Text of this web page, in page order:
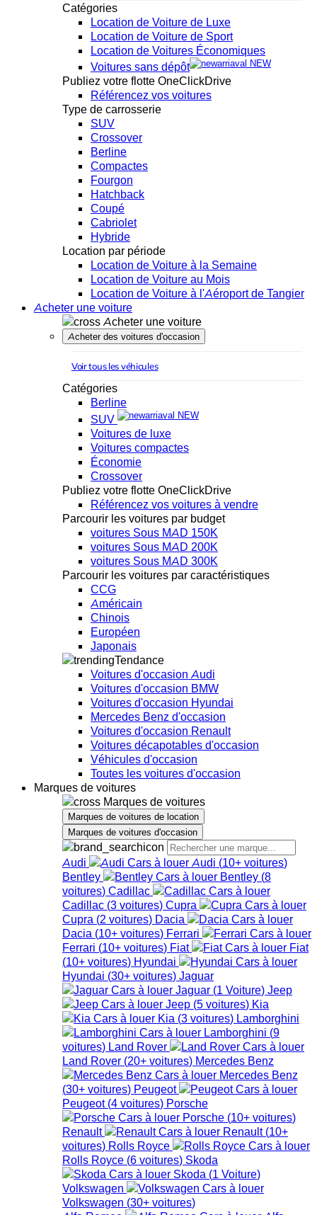
Catégories
Location de Voiture de Luxe
Location de Voiture de Sport
Location de Voitures Économiques
Voitures sans dépôt
NEW
Publiez votre flotte OneClickDrive
Référencez vos voitures
Type de carrosserie
SUV
Crossover
Berline
Compactes
Fourgon
Hatchback
Coupé
Cabriolet
Hybride
Location par période
Location de Voiture à la Semaine
Location de Voiture au Mois
Location de Voiture à l'Aéroport de Tangier
Acheter une voiture
Acheter une voiture
Acheter des voitures d'occasion
Voir tous les véhicules
Catégories
Berline
SUV
NEW
Voitures de luxe
Voitures compactes
Économie
Crossover
Publiez votre flotte OneClickDrive
Référencez vos voitures à vendre
Parcourir les voitures par budget
voitures Sous MAD 150K
voitures Sous MAD 200K
voitures Sous MAD 300K
Parcourir les voitures par caractéristiques
CCG
Américain
Chinois
Européen
Japonais
Tendance
Voitures d'occasion Audi
Voitures d'occasion BMW
Voitures d'occasion Hyundai
Mercedes Benz d'occasion
Voitures d'occasion Renault
Voitures décapotables d'occasion
Véhicules d'occasion
Toutes les voitures d'occasion
Marques de voitures
Marques de voitures
Marques de voitures de location
Marques de voitures d'occasion
Audi Audi (10+ voitures)
Bentley
Bentley (8
voitures) Cadillac
Cadillac (3 voitures) Cupra
Cupra (2 voitures) Dacia
Dacia (10+ voitures) Ferrari
Ferrari (10+ voitures) Fiat
Fiat
(10+ voitures) Hyundai
Hyundai (30+ voitures) Jaguar
Jaguar (1 Voiture) Jeep
Jeep (5 voitures) Kia
Kia (3 voitures) Lamborghini
Lamborghini (9
voitures) Land Rover
Land Rover (20+ voitures) Mercedes Benz
Mercedes Benz
(30+ voitures) Peugeot
Peugeot (4 voitures) Porsche
Porsche (10+ voitures)
Renault
Renault (10+
voitures) Rolls Royce
Rolls Royce (6 voitures) Skoda
Skoda (1 Voiture)
Volkswagen
Volkswagen (30+ voitures)